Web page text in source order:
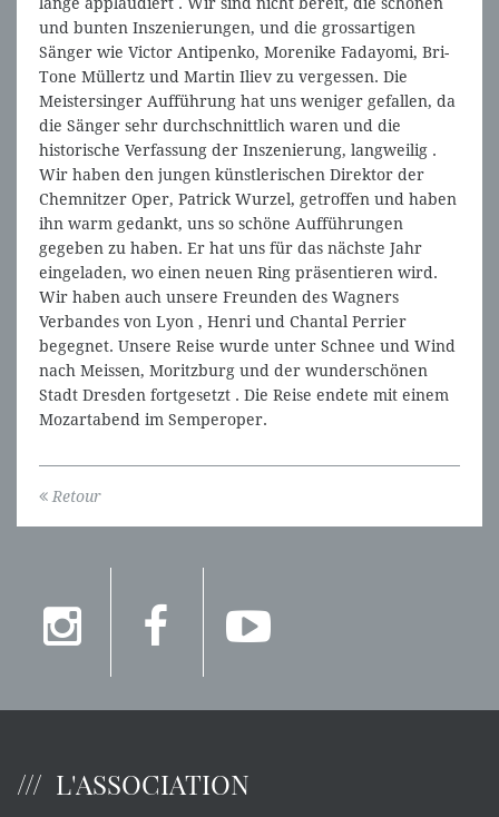
und bunten Inszenierungen, und die grossartigen
Sänger wie Victor Antipenko, Morenike Fadayomi, Bri-
Tone Müllertz und Martin Iliev zu vergessen. Die
Meistersinger Aufführung hat uns weniger gefallen, da
die Sänger sehr durchschnittlich waren und die
historische Verfassung der Inszenierung, langweilig .
Wir haben den jungen künstlerischen Direktor der
Chemnitzer Oper, Patrick Wurzel, getroffen und haben
ihn warm gedankt, uns so schöne Aufführungen
gegeben zu haben. Er hat uns für das nächste Jahr
eingeladen, wo einen neuen Ring präsentieren wird.
Wir haben auch unsere Freunden des Wagners
Verbandes von Lyon , Henri und Chantal Perrier
begegnet. Unsere Reise wurde unter Schnee und Wind
nach Meissen, Moritzburg und der wunderschönen
Stadt Dresden fortgesetzt . Die Reise endete mit einem
Mozartabend im Semperoper.
Retour
L'ASSOCIATION